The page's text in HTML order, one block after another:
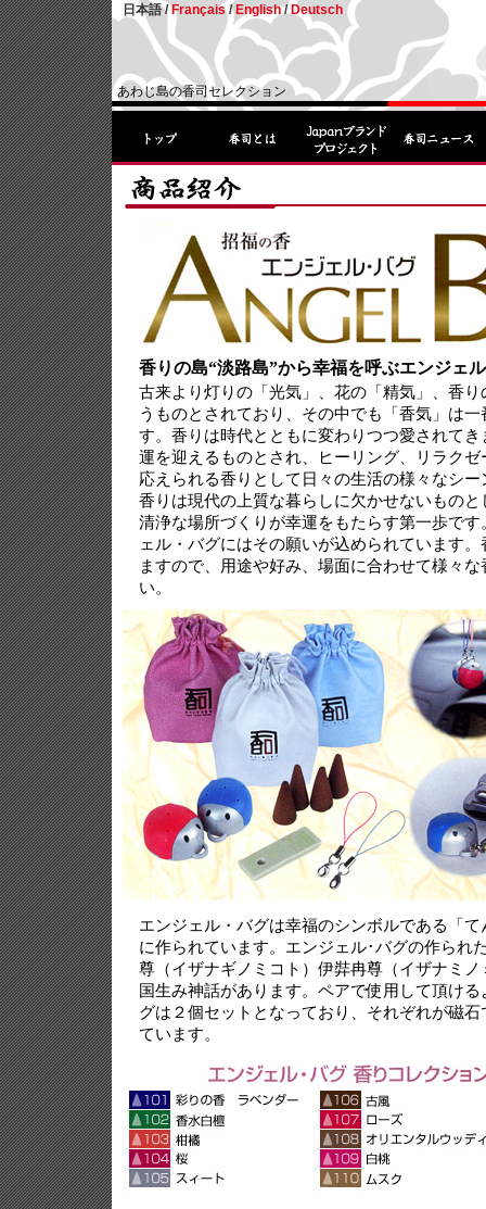
日本語 / Français/ English/ Deutsch
あわじ島の香司セレクション
香りの島“淡路島”から幸福を呼ぶエンジェ
古来より灯りの「光気」、花の「精気」、香
うものとされており、その中でも「香気」は
す。香りは時代とともに変わりつつ愛されて
運を迎えるものとされ、ヒーリング、リラク
応えられる香りとして日々の生活の様々なシ
香りは現代の上質な暮らしに欠かせないもの
清浄な場所づくりが幸運をもたらす第一歩で
ェル・バグにはその願いが込められています
ますので、用途や好み、場面に合わせて様々
い。
エンジェル・バグは幸福のシンボルである「
に作られています。エンジェル･バグの作られ
尊（イザナギノミコト）伊弉冉尊（イザナミ
国生み神話があります。ペアで使用して頂け
グは２個セットとなっており、それぞれが磁
ています。